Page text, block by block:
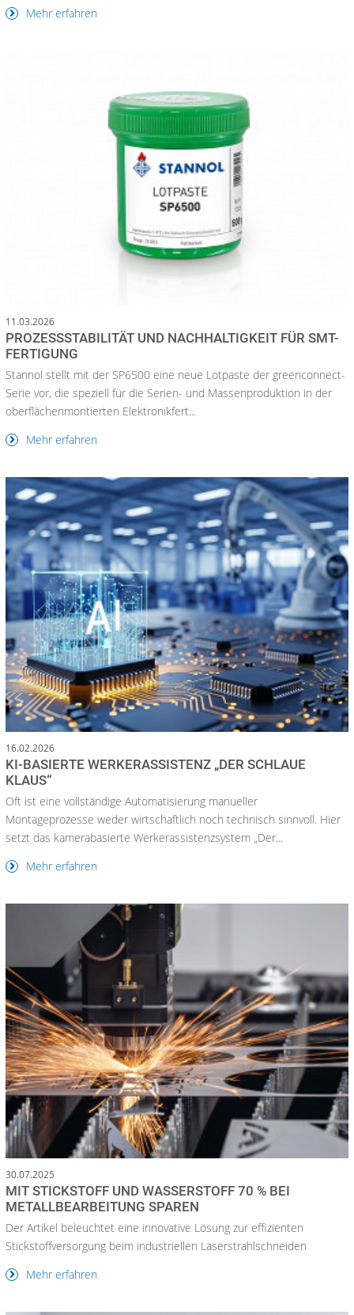
Mehr erfahren
11.03.2026
PROZESSSTABILITÄT UND NACHHALTIGKEIT FÜR SMT-
FERTIGUNG
Stannol stellt mit der SP6500 eine neue Lotpaste der greenconnect-
Serie vor, die speziell für die Serien- und Massenproduktion in der
oberflächenmontierten Elektronikfert...
Mehr erfahren
16.02.2026
KI-BASIERTE WERKERASSISTENZ „DER SCHLAUE
KLAUS“
Oft ist eine vollständige Automatisierung manueller
Montageprozesse weder wirtschaftlich noch technisch sinnvoll. Hier
setzt das kamerabasierte Werkerassistenzsystem „Der...
Mehr erfahren
30.07.2025
MIT STICKSTOFF UND WASSERSTOFF 70 % BEI
METALLBEARBEITUNG SPAREN
Der Artikel beleuchtet eine innovative Lösung zur effizienten
Stickstoffversorgung beim industriellen Laserstrahlschneiden
Mehr erfahren